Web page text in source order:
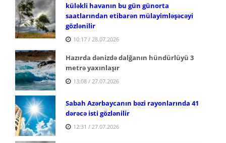
küləkli havanın bu gün günorta
saatlarından etibarən mülayimləşəcəyi
gözlənilir
10:17 / 28.07.2026
Hazırda dənizdə dalğanın hündürlüyü 3
metrə yaxınlaşır
13:08 / 27.07.2026
Sabah Azərbaycanın bəzi rayonlarında 41
dərəcə isti gözlənilir
12:31 / 27.07.2026